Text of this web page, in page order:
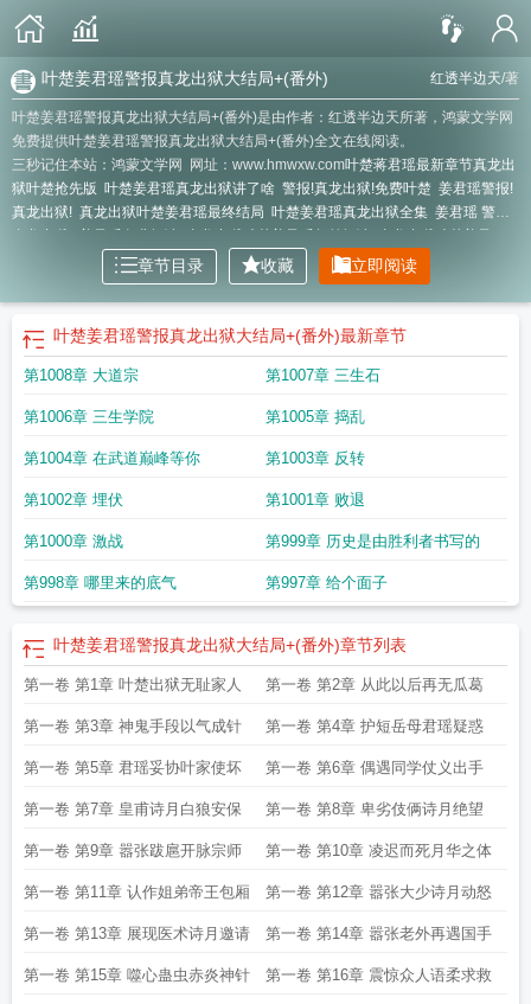
红透半边天/著
叶楚姜君瑶警报真龙出狱大结局+(番外)
叶楚姜君瑶警报真龙出狱大结局+(番外)是由作者：红透半边天所著，鸿蒙文学网
免费提供叶楚姜君瑶警报真龙出狱大结局+(番外)全文在线阅读。
三秒记住本站：鸿蒙文学网 网址：www.hmwxw.com叶楚蒋君瑶最新章节真龙出
狱叶楚抢先版 叶楚姜君瑶真龙出狱讲了啥 警报!真龙出狱!免费叶楚 姜君瑶警报!
真龙出狱! 真龙出狱叶楚姜君瑶最终结局 叶楚姜君瑶真龙出狱全集 姜君瑶 警报!
警报真龙出狱叶楚姜君瑶最后在一起姜君瑶
警报真龙出狱叶楚姜君瑶免费阅
警报真龙叶楚姜君瑶结局是什么叶楚姜君瑶真龙出狱讲什么叶楚姜君瑶真龙
出狱短剧叶楚姜君瑶怨龙医仙笔趣阁姜君瑶免费真龙出狱叶楚姜君瑶全文阅
读真龙出狱真龙出狱主角叶楚姜君瑶免费阅读叶楚姜君瑶名字警报真龙出
狱警报!真龙出狱!主角叶楚叶楚姜君瑶真龙出狱故事叶楚警报真龙出狱TXT免
费读叶楚姜君瑶警报真龙出狱笔趣阁 叶楚姜君瑶免费阅读警报
叶楚姜君瑶 姜君瑶大结局 叶楚姜君瑶真龙出狱免费播放
本TXT
章节目录 收藏 立即阅读
叶楚姜君瑶警报真龙出狱大结局+(番外)最新章节
第1008章 大道宗 第1007章 三生石
第1006章 三生学院 第1005章 捣乱
第1004章 在武道巅峰等你 第1003章 反转
第1002章 埋伏 第1001章 败退
第1000章 激战 第999章 历史是由胜利者书写的
第998章 哪里来的底气 第997章 给个面子
叶楚姜君瑶警报真龙出狱大结局+(番外)章节列表
第一卷 第1章 叶楚出狱无耻家人 第一卷 第2章 从此以后再无瓜葛
第一卷 第3章 神鬼手段以气成针 第一卷 第4章 护短岳母君瑶疑惑
第一卷 第5章 君瑶妥协叶家使坏 第一卷 第6章 偶遇同学仗义出手
第一卷 第7章 皇甫诗月白狼安保 第一卷 第8章 卑劣伎俩诗月绝望
第一卷 第9章 嚣张跋扈开脉宗师 第一卷 第10章 凌迟而死月华之体
第一卷 第11章 认作姐弟帝王包厢 第一卷 第12章 嚣张大少诗月动怒
第一卷 第13章 展现医术诗月邀请 第一卷 第14章 嚣张老外再遇国手
第一卷 第15章 噬心蛊虫赤炎神针 第一卷 第16章 震惊众人语柔求救